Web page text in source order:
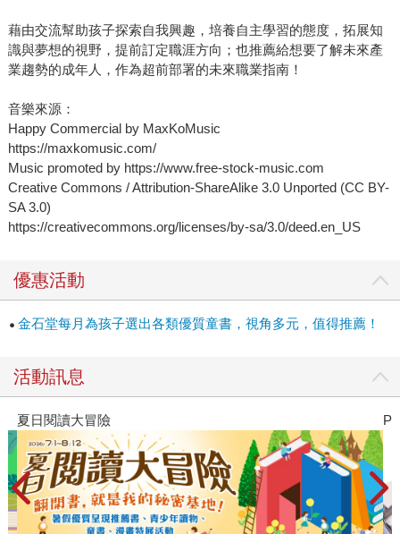
際的人物專訪和職涯履歷，就像探訪新奇的工作場域，打開
孩子的工作視野，讓未來工作的樣貌變得具象而清晰。 書中
各個行業的頂尖高手從小學、國中、高中、大學到社會人
士……一路走來的圓夢歷程，更是有如一場生涯探索真人實
境秀，提早讓孩子與未來的工作型態接軌，為生涯教育啟
蒙！ 時代在進步，眼界要打開，現在「我的志願」當然不可
能填上車掌小姐這個工作；當科技不再只是電影情節時，只
有擁有知識才能掌握未來。「未來工作圖鑑」不只揭開孩子
對未來世界的想像，也幫助親子共同面對科技的突破和進
步，思考迎接AI社會的正確心態。 就像綠藤生機共同創辦人
這本書將賦予未來與夢想全新的靈感。」我們的未來，掌握
在自己手中，但願「未來工作圖鑑」能帶領每個孩子找到適
合自己的方向，打造想要的未來！
藉由交流幫助孩子探索自我興趣，培養自主學習的態度，拓展知
識與夢想的視野，提前訂定職涯方向；也推薦給想要了解未來產
業趨勢的成年人，作為超前部署的未來職業指南！
音樂來源：
Happy Commercial by MaxKoMusic
https://maxkomusic.com/
Music promoted by https://www.free-stock-music.com
Creative Commons / Attribution-ShareAlike 3.0 Unported (CC BY-
SA 3.0)
https://creativecommons.org/licenses/by-sa/3.0/deed.en_US
優惠活動
金石堂每月為孩子選出各類優質童書，視角多元，值得推薦！
活動訊息
夏日閱讀大冒險